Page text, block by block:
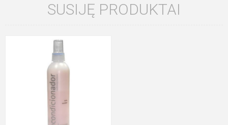
SUSIJĘ PRODUKTAI